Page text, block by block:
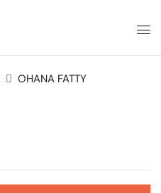
OHANA FATTY